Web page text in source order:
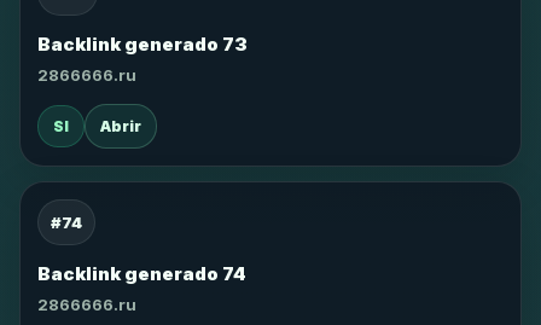
Backlink generado 73
2866666.ru
SI Abrir
#74
Backlink generado 74
2866666.ru